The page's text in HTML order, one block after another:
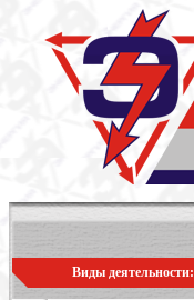
Виды деятельности: